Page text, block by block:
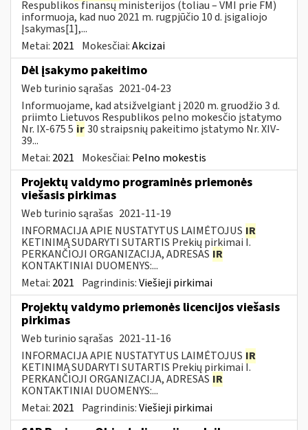
Respublikos finansų ministerijos (toliau – VMI prie FM)
informuoja, kad nuo 2021 m. rugpjūčio 10 d. įsigaliojo
Įsakymas[1],...
Metai: 2021 Mokesčiai:Akcizai
Dėl įsakymo pakeitimo
Web turinio sąrašas 2021-04-23
Informuojame, kad atsižvelgiant į 2020 m. gruodžio 3 d.
priimto Lietuvos Respublikos pelno mokesčio įstatymo
Nr. IX-675 5 ir30 straipsnių pakeitimo įstatymo Nr. XIV-
39...
Metai: 2021 Mokesčiai: Pelno mokestis
Projektų valdymo programinės priemonės
viešasis pirkimas
Web turinio sąrašas 2021-11-19
INFORMACIJA APIE NUSTATYTUS LAIMĖTOJUS IR
KETINIMĄ SUDARYTI SUTARTIS Prekių pirkimai I.
PERKANČIOJI ORGANIZACIJA, ADRESAS IR
KONTAKTINIAI DUOMENYS:...
Metai: 2021 Pagrindinis:Viešieji pirkimai
Projektų valdymo priemonės licencijos viešasis
pirkimas
Web turinio sąrašas 2021-11-16
INFORMACIJA APIE NUSTATYTUS LAIMĖTOJUS IR
KETINIMĄ SUDARYTI SUTARTIS Prekių pirkimai I.
PERKANČIOJI ORGANIZACIJA, ADRESAS IR
KONTAKTINIAI DUOMENYS:...
Metai: 2021 Pagrindinis:Viešieji pirkimai